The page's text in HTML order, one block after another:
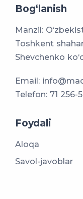
Bog‘lanish
Manzil:
Toshkent
Shevchenko
Email:
Telefon: 71 256-
Foydali
Aloqa
Savol-javoblar